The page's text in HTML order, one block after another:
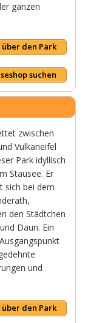
ganzen
den Park
suchen
zwischen
Vulkaneifel
Park idyllisch
Stausee. Er
sich bei dem
den Städtchen
Daun. Ein
und
den Park